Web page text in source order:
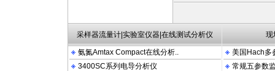
采样器流量计|实验室仪器|在线测试分析仪 现
氨氮Amtax Compact在线分析..
3400SC系列电导分析仪
美国Hach多
常规五参数